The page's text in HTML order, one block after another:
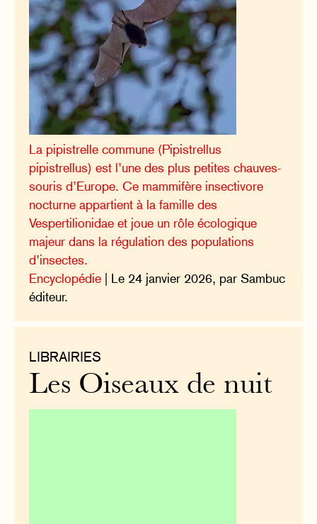
La pipistrelle commune (Pipistrellus
pipistrellus) est l’une des plus petites chauves-
souris d’Europe. Ce mammifère insectivore
nocturne appartient à la famille des
Vespertilionidae et joue un rôle écologique
majeur dans la régulation des populations
d’insectes.
Encyclopédie | Le 24 janvier 2026, par Sambuc
éditeur.
LIBRAIRIES
Les Oiseaux de nuit